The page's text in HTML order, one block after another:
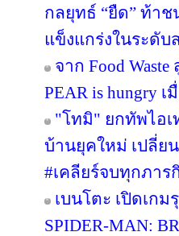
กลยุทธ์ “ยืด” ท้า
แข็งแกร่งในระดับ
จาก Food
PEAR is hungry
"โทมิ" ยกทัพไอ
บ้านยุคใหม่ เปลี่ย
#เคลียร์จบทุกภาร
เบนโตะ เปิดเกม
SPIDER-MAN: